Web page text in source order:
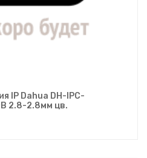
IP Dahua DH-IPC-
2.8-2.8мм цв.